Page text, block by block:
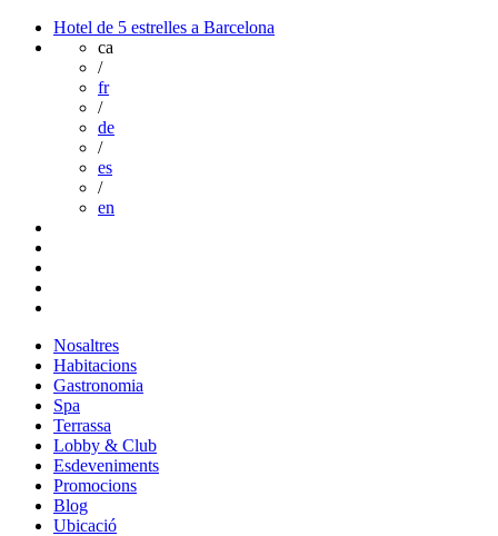
Hotel de 5 estrelles a Barcelona
ca
/
fr
/
de
/
es
/
en
Nosaltres
Habitacions
Gastronomia
Spa
Terrassa
Lobby & Club
Esdeveniments
Promocions
Blog
Ubicació